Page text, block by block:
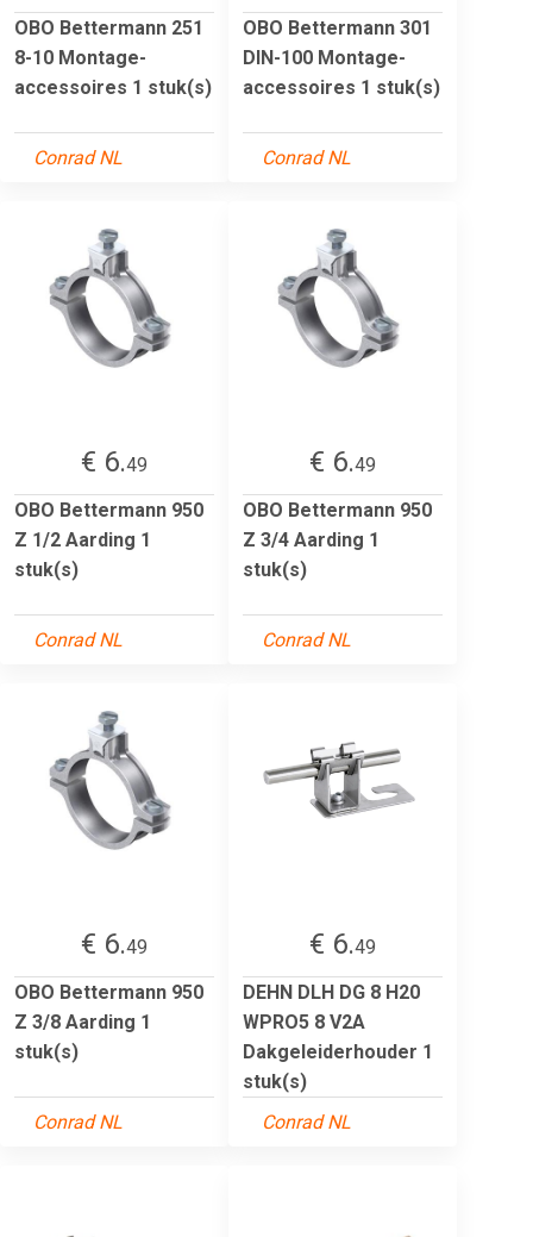
OBO Bettermann 251
8-10 Montage-
accessoires 1 stuk(s)
Conrad NL
OBO Bettermann 301
DIN-100 Montage-
accessoires 1 stuk(s)
Conrad NL
€ 6.49
OBO Bettermann 950
Z 1/2 Aarding 1
stuk(s)
Conrad NL
€ 6.49
OBO Bettermann 950
Z 3/4 Aarding 1
stuk(s)
Conrad NL
€ 6.49
OBO Bettermann 950
Z 3/8 Aarding 1
stuk(s)
Conrad NL
€ 6.49
DEHN DLH DG 8 H20
WPRO5 8 V2A
Dakgeleiderhouder 1
stuk(s)
Conrad NL